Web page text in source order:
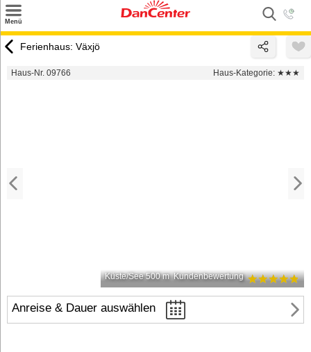
Menü
Urlaubsziele
Ferienhaus: Växjö
Haus-Nr. 09766 Haus-Kategorie: ★★★
Küste/See 500 m Kundenbewertung
Anreise & Dauer auswählen